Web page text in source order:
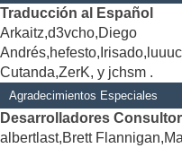
Traducción al Español
Arkaitz,d3vcho,Diego
Cutanda,ZerK, y jchsm .
Agradecimientos Especiales
Desarrolladores
albertlast,Brett